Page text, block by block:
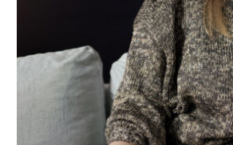
sofortige
Weihnachtsstimmung